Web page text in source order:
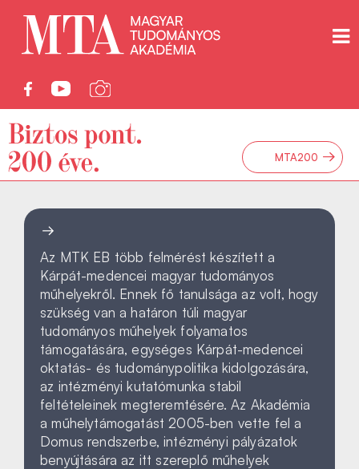
MTA200 →
Az MTK EB több felmérést készített a
Kárpát-medencei magyar tudományos
műhelyekről. Ennek fő tanulsága az volt, hogy
szükség van a határon túli magyar
tudományos műhelyek folyamatos
támogatására, egységes Kárpát-medencei
oktatás- és tudománypolitika kidolgozására,
az intézményi kutatómunka stabil
feltételeinek megteremtésére. Az Akadémia
a műhelytámogatást 2005-ben vette fel a
Domus rendszerbe, intézményi pályázatok
benyújtására az itt szereplő műhelyek